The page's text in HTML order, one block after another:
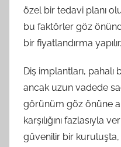
özel bir tedavi planı
bu faktörler göz
bir fiyatlandırma yapılır.
Diş implantları, pahalı
ancak uzun vadede
görünüm göz önüne
karşılığını fazlasıyla
güvenilir bir kuruluşta,